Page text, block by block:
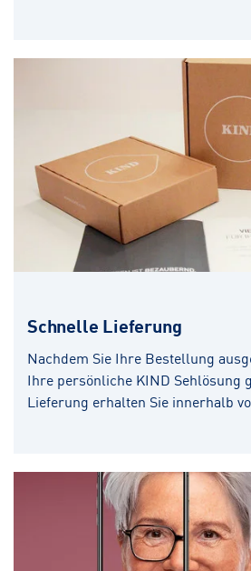
Schnelle Lieferung
Nachdem Sie Ihre Bestellung
Ihre persönliche KIND Sehlösung
Lieferung erhalten Sie innerhalb